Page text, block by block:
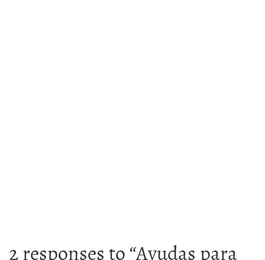
2 responses to “Ayudas para